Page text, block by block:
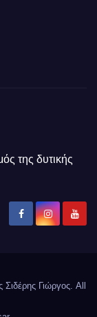
της δυτικής
Γιώργος. All